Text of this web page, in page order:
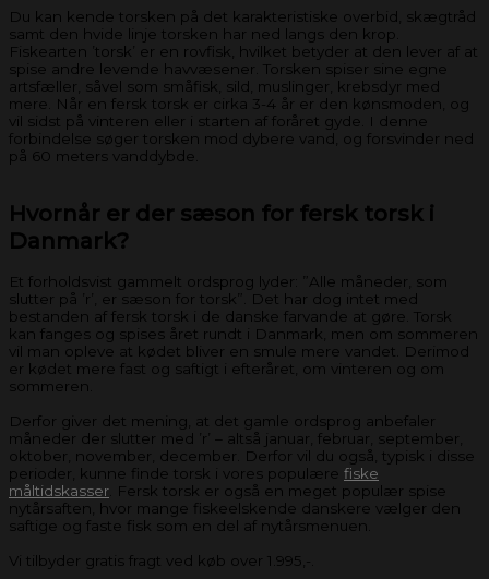
Du kan kende torsken på det karakteristiske overbid, skægtråd
samt den hvide linje torsken har ned langs den krop.
Fiskearten ’torsk’ er en rovfisk, hvilket betyder at den lever af at
spise andre levende havvæsener. Torsken spiser sine egne
artsfæller, såvel som småfisk, sild, muslinger, krebsdyr med
mere. Når en fersk torsk er cirka 3-4 år er den kønsmoden, og
vil sidst på vinteren eller i starten af foråret gyde. I denne
forbindelse søger torsken mod dybere vand, og forsvinder ned
på 60 meters vanddybde.
Hvornår er der sæson for fersk torsk i
Danmark?
Et forholdsvist gammelt ordsprog lyder: ”Alle måneder, som
slutter på ’r’, er sæson for torsk”. Det har dog intet med
bestanden af fersk torsk i de danske farvande at gøre. Torsk
kan fanges og spises året rundt i Danmark, men om sommeren
vil man opleve at kødet bliver en smule mere vandet. Derimod
er kødet mere fast og saftigt i efteråret, om vinteren og om
sommeren.
Derfor giver det mening, at det gamle ordsprog anbefaler
måneder der slutter med ’r’ – altså januar, februar, september,
oktober, november, december. Derfor vil du også, typisk i disse
perioder, kunne finde torsk i vores populære fiske
måltidskasser . Fersk torsk er også en meget populær spise
nytårsaften, hvor mange fiskeelskende danskere vælger den
saftige og faste fisk som en del af nytårsmenuen.
Vi tilbyder gratis fragt ved køb over 1.995,-.